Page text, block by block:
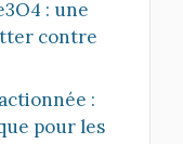
: une
contre
:
pour les